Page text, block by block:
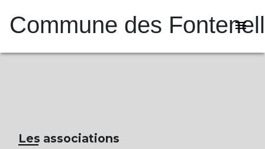
Commune des menu
Les associations